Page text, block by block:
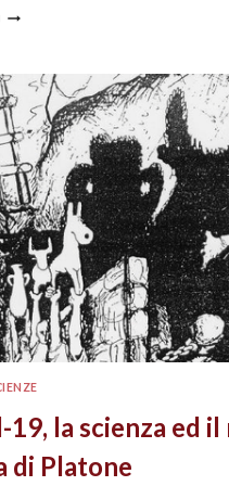
19, la scienza ed
di Platone